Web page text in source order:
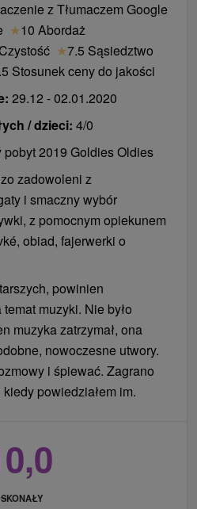
z Tłumaczem Google
★10 Abordaż
★7.5 Sąsiedztwo
Stosunek ceny do jakości
29.12 - 02.01.2020
/ dzieci: 4/0
pobyt 2019 Goldies Oldies
zadowoleni z
i smaczny wybór
z pomocnym opiekunem
obiad, fajerwerki o
powinien
muzyki. Nie było
muzyka zatrzymał, ona
nowoczesne utwory.
i śpiewać. Zagrano
powiedziałem im.